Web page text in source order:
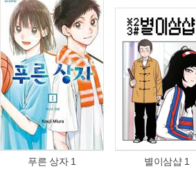
푸른 상자 1 별이삼샵 1